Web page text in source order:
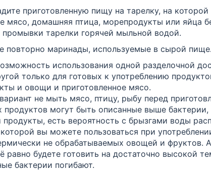
приготовленную пищу на тарелку, на которой
мясо, домашняя птица, морепродукты или яйца
промывки тарелки горячей мыльной водой.
повторно маринады, используемые в сырой пище.
использования одной разделочной
только для готовых к употреблению
и овощи и приготовленное мясо.
не мыть мясо, птицу, рыбу перед
продуктов могут быть описанные выше бактерии,
продукты, есть вероятность с брызгами воды
вы можете пользоваться при
не обрабатываемых овощей и фруктов.
равно будете готовить на достаточно высокой
бактерии погибают.